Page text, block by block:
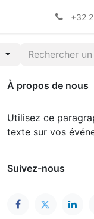
+32
À propos de nous
Utilisez ce
texte sur vos
Suivez-nous